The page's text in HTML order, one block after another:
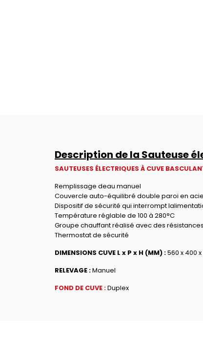
Description de la Sauteuse
SAUTEUSES ÉLECTRIQUES À CUVE
Remplissage deau manuel
Couvercle auto-équilibré double paroi en
Dispositif de sécurité qui interrompt
Température réglable de 100 à 280°C
Groupe chauffant réalisé avec des
Thermostat de sécurité
DIMENSIONS CUVE L x P x H (MM) :560 x 400 x
RELEVAGE :Manuel
FOND DE CUVE :Duplex